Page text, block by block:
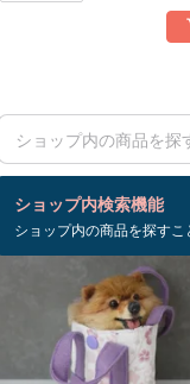
ショップ内検索機能
ショップ内の商品を探すこ
検索結果：99 件